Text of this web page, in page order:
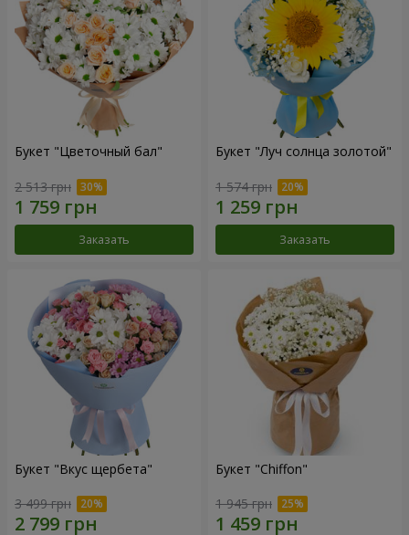
Букет "Цветочный бал"
2 513 грн
Заказать
Букет "Луч солнца золотой"
1 574 грн
Заказать
Букет "Вкус щербета"
3 499 грн
Букет "Chiffon"
1 945 грн